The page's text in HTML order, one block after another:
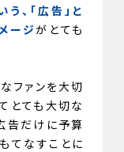
、「広告」と
ージがとても
ファンを大切
とても大切な
告だけに予算
てなすことに